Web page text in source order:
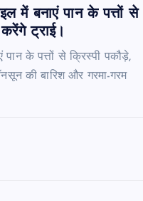
में बनाएं पान के पत्तों से
ट्राई।
के पत्तों से क्रिस्पी पकौड़े,
की बारिश और गरमा-गरम